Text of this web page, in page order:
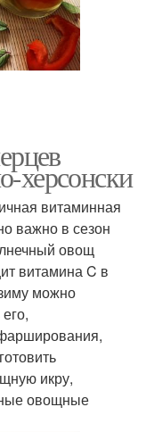
херсонски
витаминная
важно в сезон
овощ
витамина C в
можно
икру,
овощные